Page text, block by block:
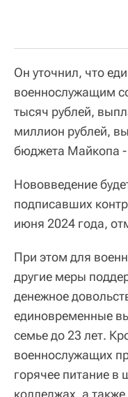
Он уточнил, что
военнослужащим
тысяч рублей,
миллион рублей,
бюджета Майкопа -
Нововведение
подписавших
июня 2024 года,
При этом для
другие меры
денежное
единовременные
семье до 23 лет.
военнослужащих
горячее питание в